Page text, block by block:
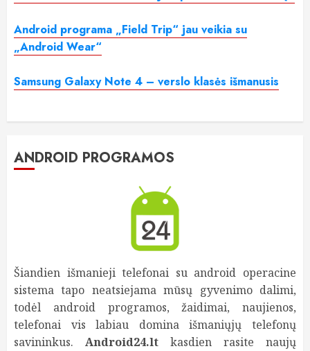
Android programa „Field Trip“ jau veikia su
„Android Wear“
Samsung Galaxy Note 4 – verslo klasės išmanusis
ANDROID PROGRAMOS
Šiandien išmanieji telefonai su android operacine
sistema tapo neatsiejama mūsų gyvenimo dalimi,
todėl android programos, žaidimai, naujienos,
telefonai vis labiau domina išmaniųjų telefonų
savininkus. Android24.lt kasdien rasite naujų